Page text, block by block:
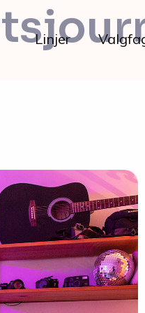
Linjer
Hverdagen
Maten hos oss
Her bor du